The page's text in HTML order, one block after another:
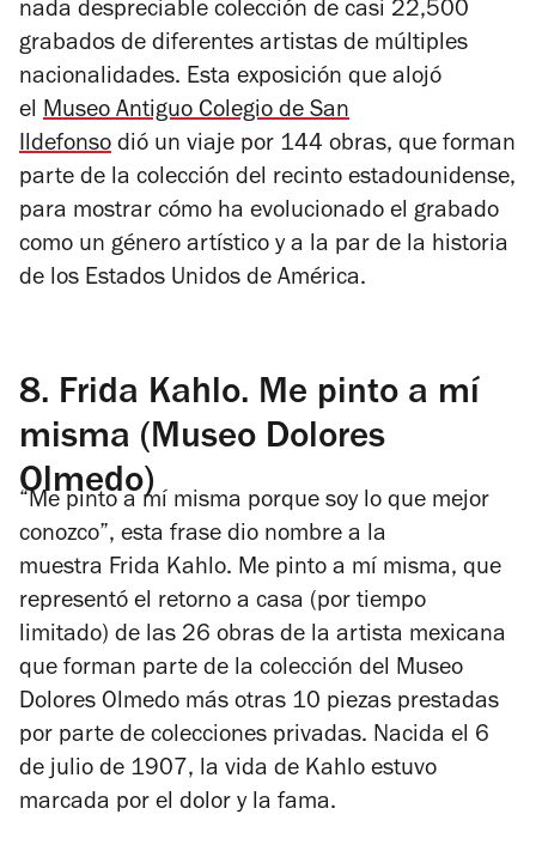
nada despreciable colección de casi 22,500
grabados de diferentes artistas de múltiples
nacionalidades. Esta exposición que alojó
el Museo Antiguo Colegio de San
Ildefonso dió un viaje por 144 obras, que forman
parte de la colección del recinto estadounidense,
para mostrar cómo ha evolucionado el grabado
como un género artístico y a la par de la historia
de los Estados Unidos de América.
8. Frida Kahlo. Me pinto a mí
misma (Museo Dolores
Olmedo)
“Me pinto a mí misma porque soy lo que mejor
conozco”, esta frase dio nombre a la
muestra Frida Kahlo. Me pinto a mí misma, que
representó el retorno a casa (por tiempo
limitado) de las 26 obras de la artista mexicana
que forman parte de la colección del Museo
Dolores Olmedo más otras 10 piezas prestadas
por parte de colecciones privadas. Nacida el 6
de julio de 1907, la vida de Kahlo estuvo
marcada por el dolor y la fama.